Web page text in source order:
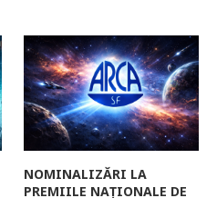
NOMINALIZĂRI LA
PREMIILE NAȚIONALE DE